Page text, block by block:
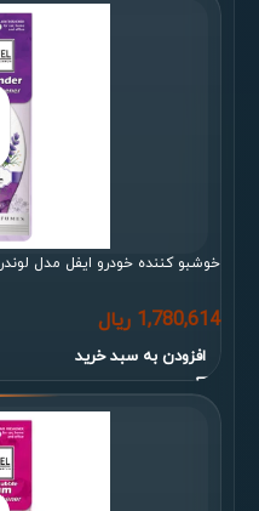
خوشبو کننده خودرو ایفل مدل لوندر
1,780,614 ریال
افزودن به سبد خرید